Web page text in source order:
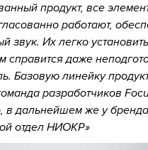
продукт, все
работают,
звук. Их легко
справится даже
Базовую линейку
разработчиков
в дальнейшем же у бренда
отдел НИОКР